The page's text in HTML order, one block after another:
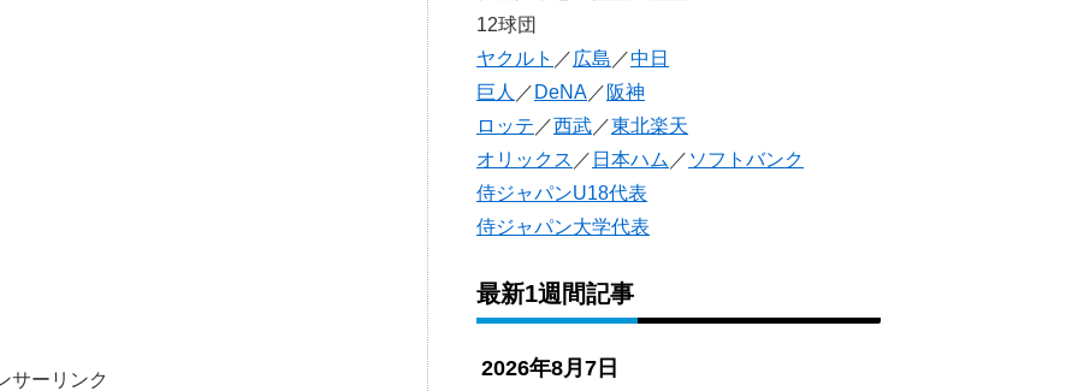
サーリンク
12球団
ヤクルト ／ 広島 ／中日
巨人 ／ DeNA ／ 阪神
ロッテ ／西武 ／東北楽天
オリックス ／ 日本ハム ／ ソフトバンク
侍ジャパンU18代表
侍ジャパン大学代表
最新1週間記事
2026年8月7日